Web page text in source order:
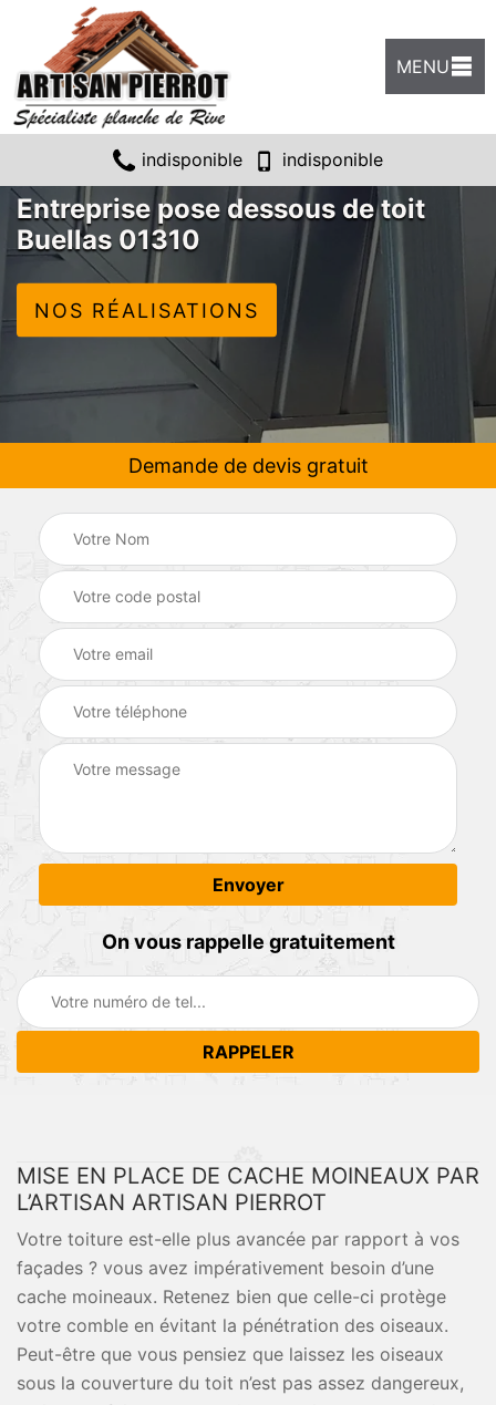
MENU
indisponible indisponible
Entreprise pose dessous de toit
Buellas 01310
NOS RÉALISATIONS
Demande de devis gratuit
On vous rappelle gratuitement
MISE EN PLACE DE CACHE MOINEAUX PAR
L’ARTISAN ARTISAN PIERROT
Votre toiture est-elle plus avancée par rapport à vos
façades ? vous avez impérativement besoin d’une
cache moineaux. Retenez bien que celle-ci protège
votre comble en évitant la pénétration des oiseaux.
Peut-être que vous pensiez que laissez les oiseaux
sous la couverture du toit n’est pas assez dangereux,